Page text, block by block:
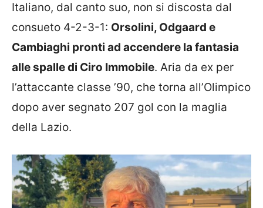
Italiano, dal canto suo, non si discosta dal
consueto 4-2-3-1: Orsolini, Odgaard e
Cambiaghi pronti ad accendere la fantasia
alle spalle di Ciro Immobile. Aria da ex per
l’attaccante classe ’90, che torna all’Olimpico
dopo aver segnato 207 gol con la maglia
della Lazio.